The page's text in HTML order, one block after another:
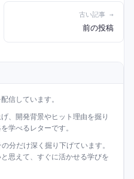
古い記事 →
前の投稿
信しています。
、開発背景やヒット理由を掘り
学べるレターです。
分だけ深く掘り下げています。
思えて、すぐに活かせる学びを